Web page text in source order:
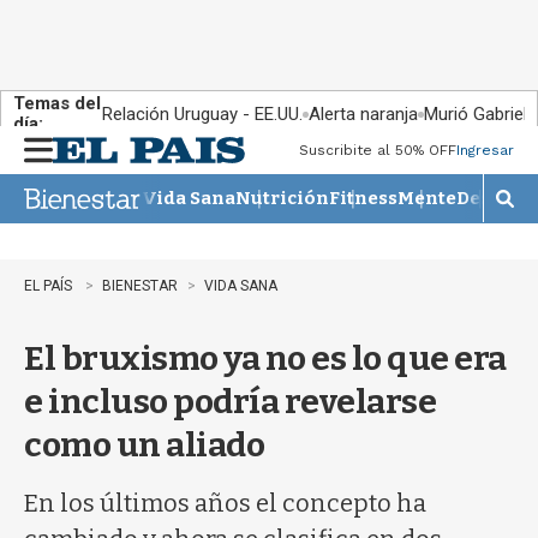
Temas del
día:
Relación Uruguay - EE.UU. Alerta naranja Murió Gabriel
n
u
Suscribite al 50% OFFIngresar
Vida SanaNutriciónFitnessMente
M
o
r
b
EL PAÍS BIENESTAR VIDA SANA
El bruxismo ya no es lo que era
e incluso podría revelarse
como un aliado
En los últimos años el concepto ha